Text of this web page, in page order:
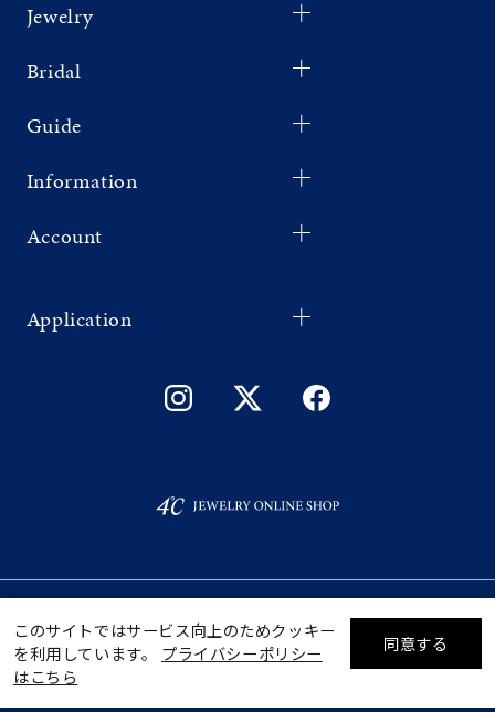
絞り込んで検索する
Jewelry
Bridal
Guide
Information
Account
Application
このサイトではサービス向上のためクッキー
を利用しています。 プライバシーポリシー
はこちら
同意する